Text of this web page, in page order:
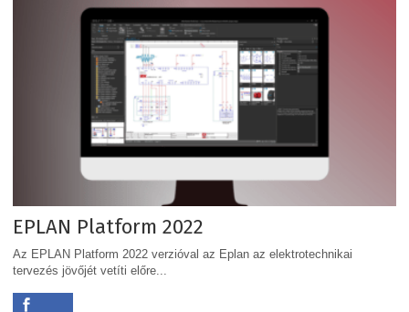
EPLAN Platform 2022
Az EPLAN Platform 2022 verzióval az Eplan az elektrotechnikai
tervezés jövőjét vetíti előre...